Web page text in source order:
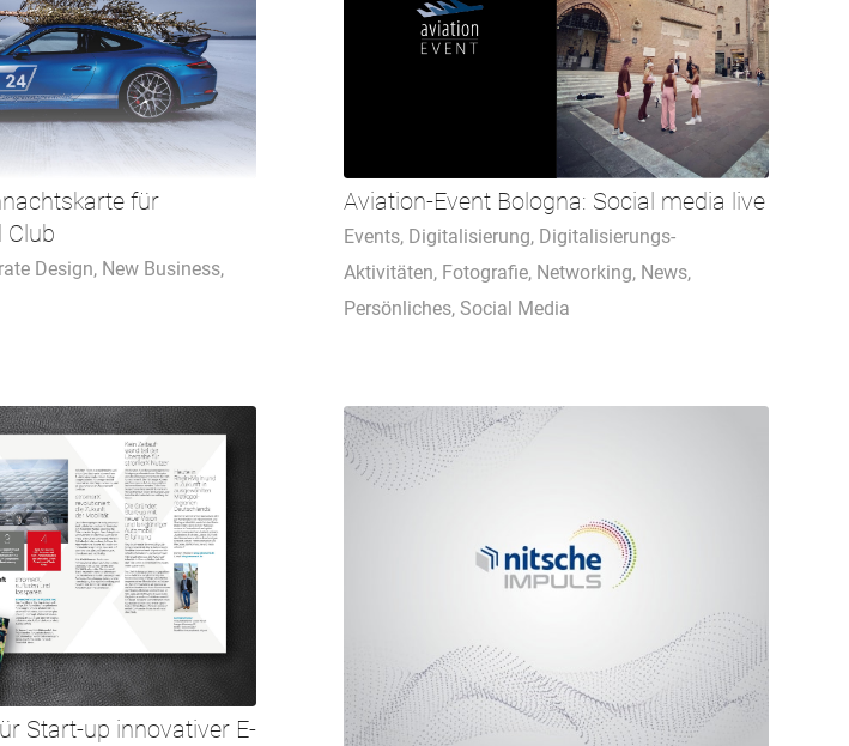
für
Club
Design, New Business,
Aviation-Event Bologna: Social media live
Events, Digitalisierung, Digitalisierungs-
Aktivitäten, Fotografie, Networking, News,
Persönliches, Social Media
Start-up innovativer E-